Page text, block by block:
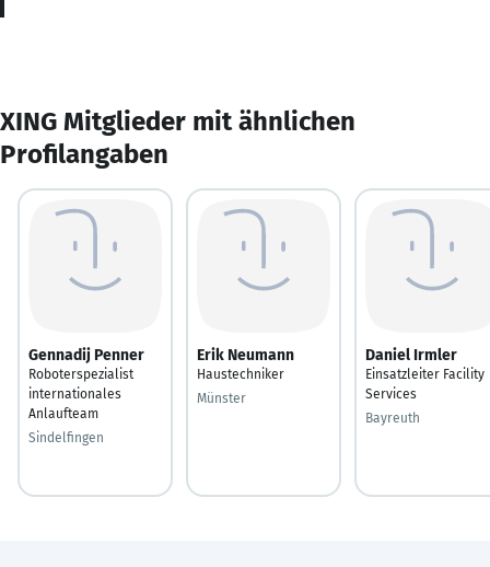
XING Mitglieder mit ähnlichen
Profilangaben
Gennadij Penner
Roboterspezialist
internationales
Anlaufteam
Sindelfingen
Erik Neumann
Haustechniker
Münster
Daniel Irmler
Einsatzleiter Facility
Services
Bayreuth